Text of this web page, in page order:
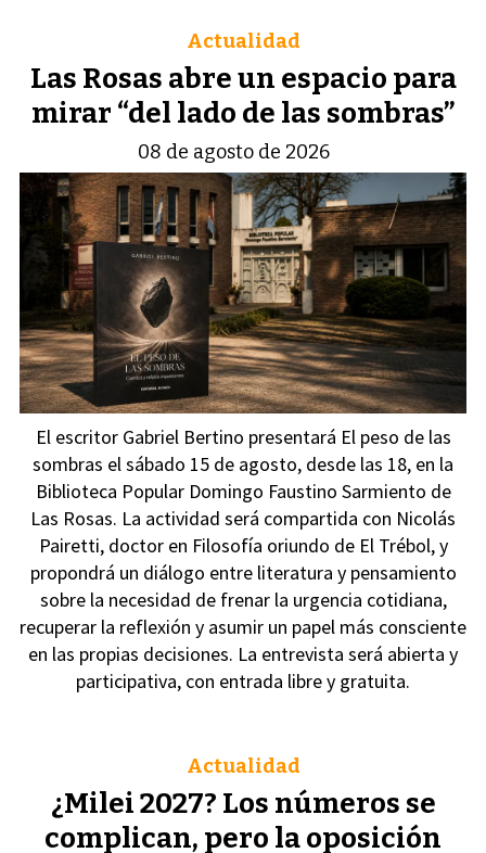
Las Rosas abre un espacio para
mirar “del lado de las sombras”
Actualidad
08 de agosto de 2026
El escritor Gabriel Bertino presentará El peso de las
sombras el sábado 15 de agosto, desde las 18, en la
Biblioteca Popular Domingo Faustino Sarmiento de
Las Rosas. La actividad será compartida con Nicolás
Pairetti, doctor en Filosofía oriundo de El Trébol, y
propondrá un diálogo entre literatura y pensamiento
sobre la necesidad de frenar la urgencia cotidiana,
recuperar la reflexión y asumir un papel más consciente
en las propias decisiones. La entrevista será abierta y
participativa, con entrada libre y gratuita.
¿Milei 2027? Los números se
complican, pero la oposición
Actualidad